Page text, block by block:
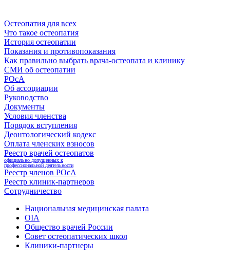
Остеопатия для всех
Что такое остеопатия
История остеопатии
Показания и противопоказания
Как правильно выбрать врача-остеопата и клинику
СМИ об остеопатии
РОсА
Об ассоциации
Руководство
Документы
Условия членства
Порядок вступления
Деонтологический кодекс
Оплата членских взносов
Реестр врачей остеопатов
официально допущенных к
профессиональной деятельности
Реестр членов РОсА
Реестр клиник-партнеров
Сотрудничество
Национальная медицинская палата
OIA
Общество врачей России
Совет остеопатических школ
Клиники-партнеры